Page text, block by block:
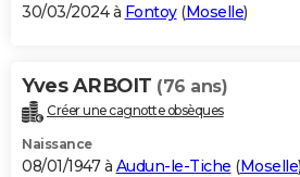
30/03/2024 à Fontoy(Moselle)
Yves ARBOIT (76 ans)
Créer une cagnotte obsèques
Naissance
08/01/1947 à Audun-le-Tiche (Moselle)